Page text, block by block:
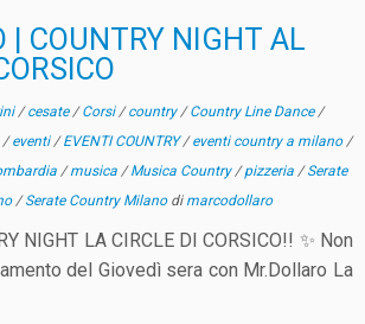
| COUNTRY NIGHT AL
/cesate/Corsi/country/Country Line Dance/
/eventi/EVENTI COUNTRY/eventi country a milano/
/musica/Musica Country/pizzeria/Serate
/Serate Country Milano di marcodollaro
NIGHT LA CIRCLE DI CORSICO!! ✨ Non
del Giovedì sera con Mr.Dollaro La